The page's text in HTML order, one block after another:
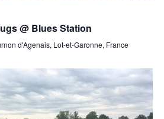
@ Blues Station
d'Agenais, Lot-et-Garonne, France